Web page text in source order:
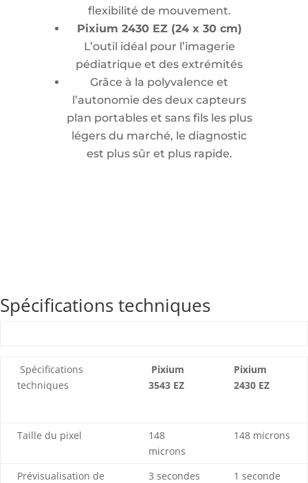
flexibilité de mouvement.
Pixium 2430 EZ (24 x 30 cm)
L’outil idéal pour l’imagerie
pédiatrique et des extrémités
Grâce à la polyvalence et
l’autonomie des deux capteurs
plan portables et sans fils les plus
légers du marché, le diagnostic
est plus sûr et plus rapide.
Spécifications techniques
Spécifications
techniques
Pixium
3543 EZ
Pixium
2430 EZ
Taille du pixel
148
microns
148 microns
Prévisualisation de
3 secondes 1 seconde